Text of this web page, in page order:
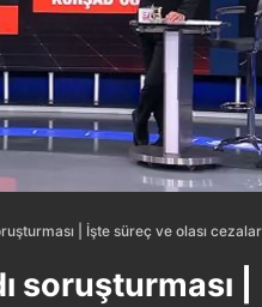
| İşte süreç ve olası
soruşturması |